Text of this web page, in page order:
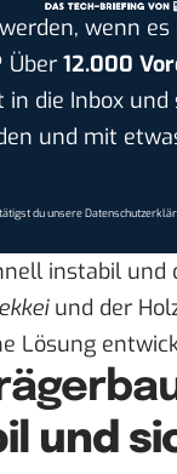
wenn es
Über 12.000
die Inbox
und mit
du unsere
instabil
und der
Lösung
und